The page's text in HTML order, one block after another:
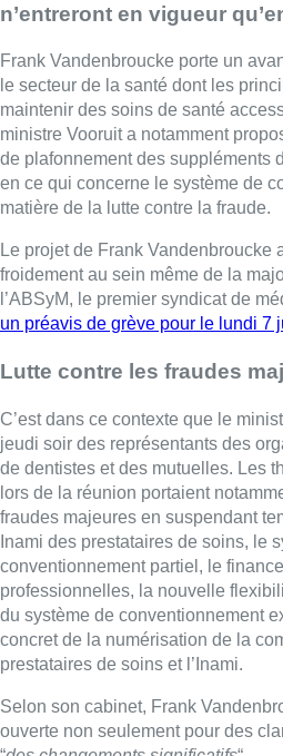
n’entreront en vigueur
Frank Vandenbroucke porte un
le secteur de la santé dont les
maintenir des soins de santé
ministre Vooruit a notamment
de plafonnement des suppléments
en ce qui concerne le système de
matière de la lutte contre la fraude.
Le projet de Frank Vandenbroucke
froidement au sein même de la
l’ABSyM, le premier syndicat de
un préavis de grève pour le lundi 7
Lutte contre les fraudes
C’est dans ce contexte que le
jeudi soir des représentants des
de dentistes et des mutuelles. Les
lors de la réunion portaient
fraudes majeures en suspendant
Inami des prestataires de soins, le
conventionnement partiel, le
professionnelles, la nouvelle
du système de conventionnement
concret de la numérisation de la
prestataires de soins et l’Inami.
Selon son cabinet, Frank
ouverte non seulement pour des